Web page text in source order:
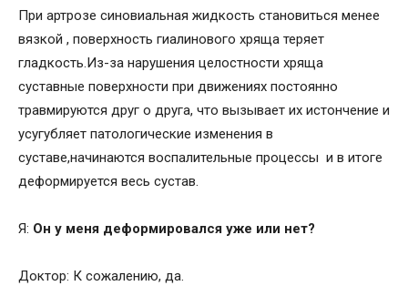
При артрозе синовиальная жидкость становиться менее
вязкой , поверхность гиалинового хряща теряет
гладкость.Из-за нарушения целостности хряща
суставные поверхности при движениях постоянно
травмируются друг о друга, что вызывает их истончение и
усугубляет патологические изменения в
суставе,начинаются воспалительные процессы и в итоге
деформируется весь сустав.
Я: Он у меня деформировался уже или нет?
Доктор: К сожалению, да.